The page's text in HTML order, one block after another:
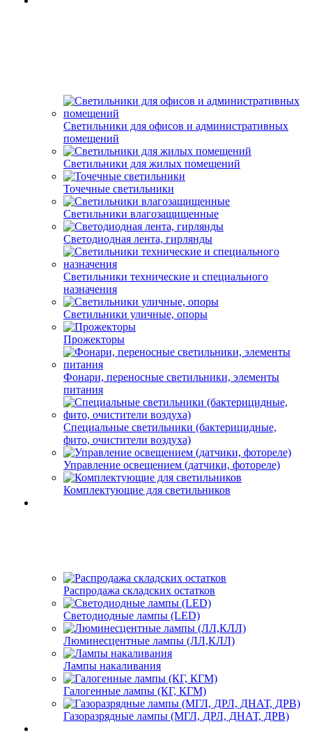
Светильники для офисов и административных
помещений
Светильники для жилых помещений
Точечные светильники
Светильники влагозащищенные
Светодиодная лента, гирлянды
Светильники технические и специального
назначения
Светильники уличные, опоры
Прожекторы
Фонари, переносные светильники, элементы
питания
Специальные светильники (бактерицидные,
фито, очистители воздуха)
Управление освещением (датчики, фотореле)
Комплектующие для светильников
Распродажа складских остатков
Светодиодные лампы (LED)
Люминесцентные лампы (ЛЛ,КЛЛ)
Лампы накаливания
Галогенные лампы (КГ, КГМ)
Газоразрядные лампы (МГЛ, ДРЛ, ДНАТ, ДРВ)